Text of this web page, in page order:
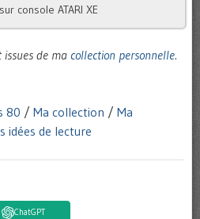
console ATARI XE
issues de ma collection personnelle.
80 / Ma collection / Ma
idées de lecture
ChatGPT